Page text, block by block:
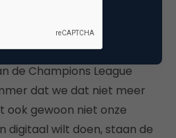
Ik denk dat al het
bij ons te zien is,
Inderdaad, we hebben
de Champions League
dat we dat niet meer
ook gewoon niet onze
digitaal wilt doen, staan de